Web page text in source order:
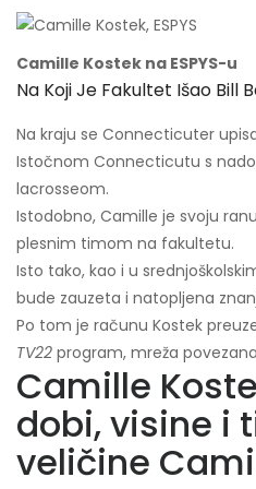
Camille Kostek na ESPYS-u
Na Koji Je Fakultet Išao Bill
Na kraju se Connecticuter
Istočnom Connecticutu s
lacrosseom.
Istodobno, Camille je svoju
plesnim timom na fakultetu.
Isto tako, kao i u
bude zauzeta i natopljena
Po tom je računu Kostek
TV22 program, mreža
Camille
dobi, visine i
veličine